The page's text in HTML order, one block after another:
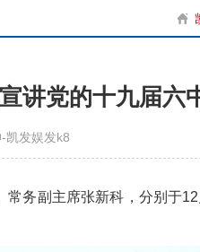
讲党的十九届六
凯发娱发k8
务副主席张新科，分别于